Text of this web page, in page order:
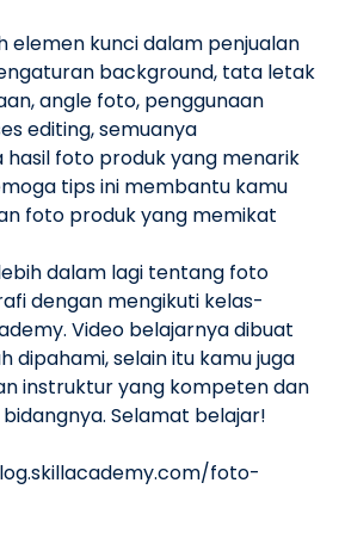
elemen kunci dalam penjualan
background, tata letak
angle foto, penggunaan
editing, semuanya
foto produk yang menarik
tips ini membantu kamu
foto produk yang memikat
dalam lagi tentang foto
dengan mengikuti kelas-
Video belajarnya dibuat
dipahami, selain itu kamu juga
instruktur yang kompeten dan
Selamat belajar!
foto-